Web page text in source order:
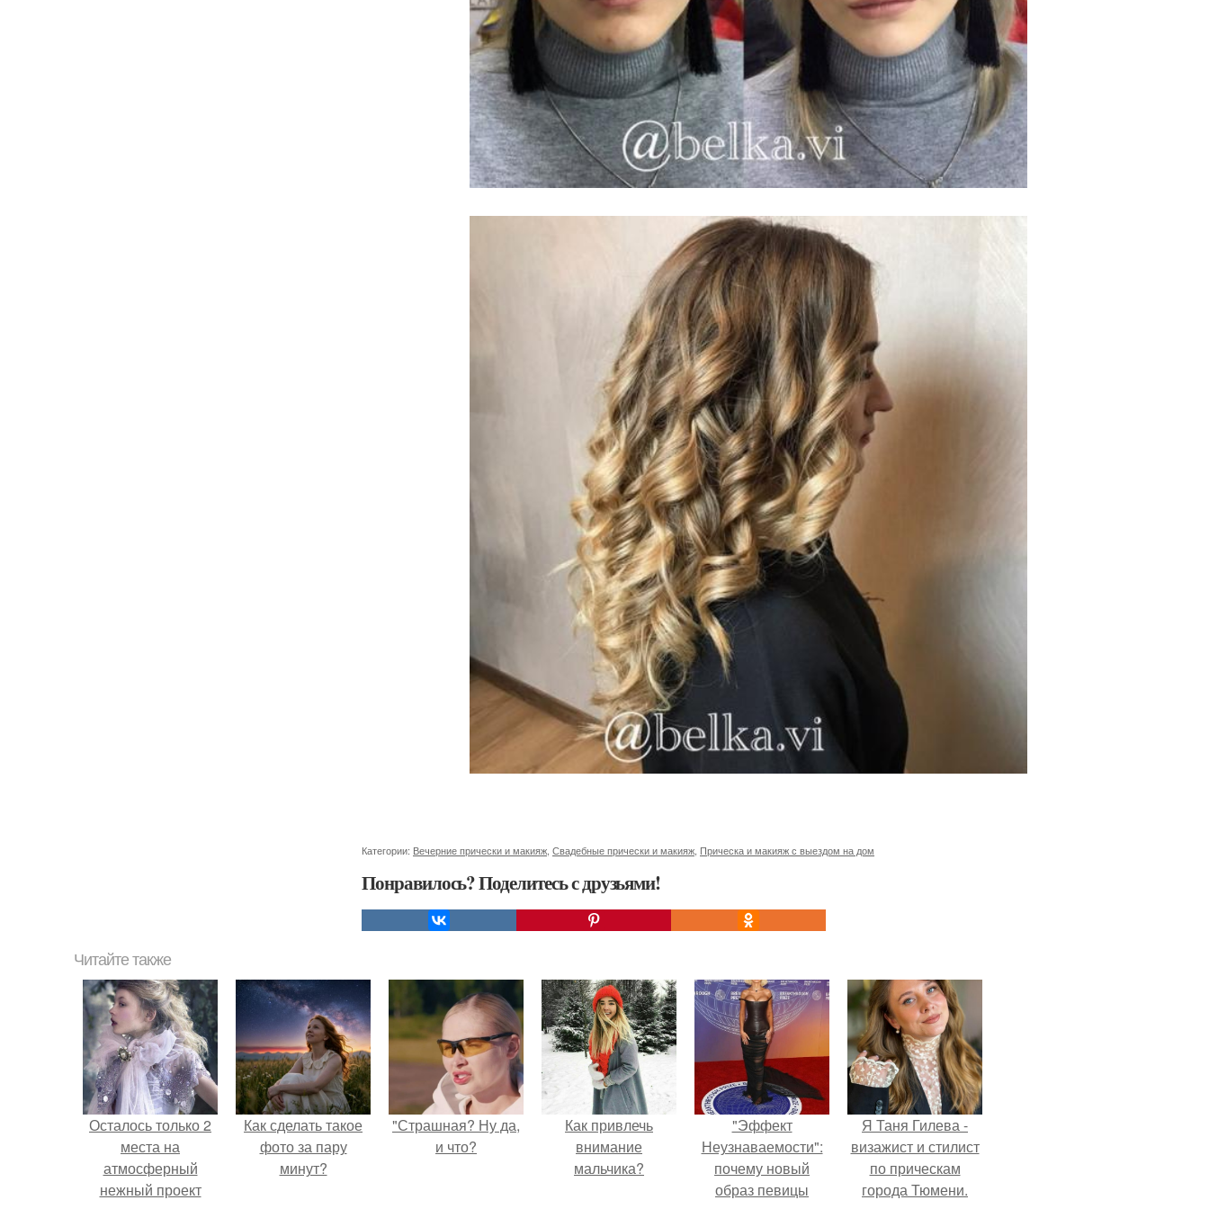
Категории: Вечерние прически и макияж, Свадебные прически и макияж, Прическа и макияж с выездом на дом
Понравилось? Поделитесь с друзьями!
Читайте также
Осталось только 2
места на
атмосферный
нежный проект
Как сделать такое
фото за пару
минут?
"Страшная? Ну да,
и что?
Как привлечь
внимание
мальчика?
"Эффект
Неузнаваемости":
почему новый
образ певицы
Я Таня Гилева -
визажист и стилист
по прическам
города Тюмени.